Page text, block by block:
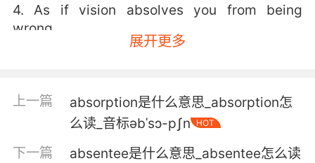
4. As if vision absolves you from being
wrong.
5. A stepson absolves you of any biological
blame.
展开更多
上一篇
absorption是什么意思_absorption怎
么读_音标əbˈsɔ-pʃn
HOT
下一篇
absentee是什么意思_absentee怎么读